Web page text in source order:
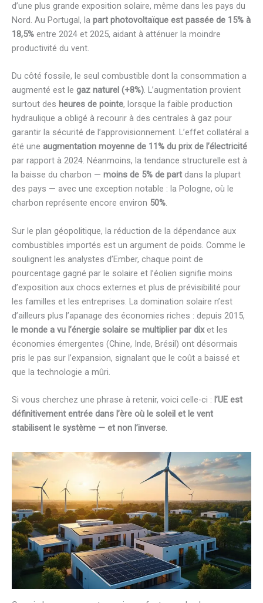
d’une plus grande exposition solaire, même dans les pays du
Nord. Au Portugal, la part photovoltaïque est passée de 15% à
18,5% entre 2024 et 2025, aidant à atténuer la moindre
productivité du vent.
Du côté fossile, le seul combustible dont la consommation a
augmenté est le gaz naturel (+8%). L’augmentation provient
surtout des heures de pointe, lorsque la faible production
hydraulique a obligé à recourir à des centrales à gaz pour
garantir la sécurité de l’approvisionnement. L’effet collatéral a
été une augmentation moyenne de 11% du prix de l’électricité
par rapport à 2024. Néanmoins, la tendance structurelle est à
la baisse du charbon — moins de 5% de part dans la plupart
des pays — avec une exception notable : la Pologne, où le
charbon représente encore environ 50%.
Sur le plan géopolitique, la réduction de la dépendance aux
combustibles importés est un argument de poids. Comme le
soulignent les analystes d’Ember, chaque point de
pourcentage gagné par le solaire et l’éolien signifie moins
d’exposition aux chocs externes et plus de prévisibilité pour
les familles et les entreprises. La domination solaire n’est
d’ailleurs plus l’apanage des économies riches : depuis 2015,
le monde a vu l’énergie solaire se multiplier par dixet les
économies émergentes (Chine, Inde, Brésil) ont désormais
pris le pas sur l’expansion, signalant que le coût a baissé et
que la technologie a mûri.
Si vous cherchez une phrase à retenir, voici celle-ci : l’UE est
définitivement entrée dans l’ère où le soleil et le vent
stabilisent le système — et non l’inverse.